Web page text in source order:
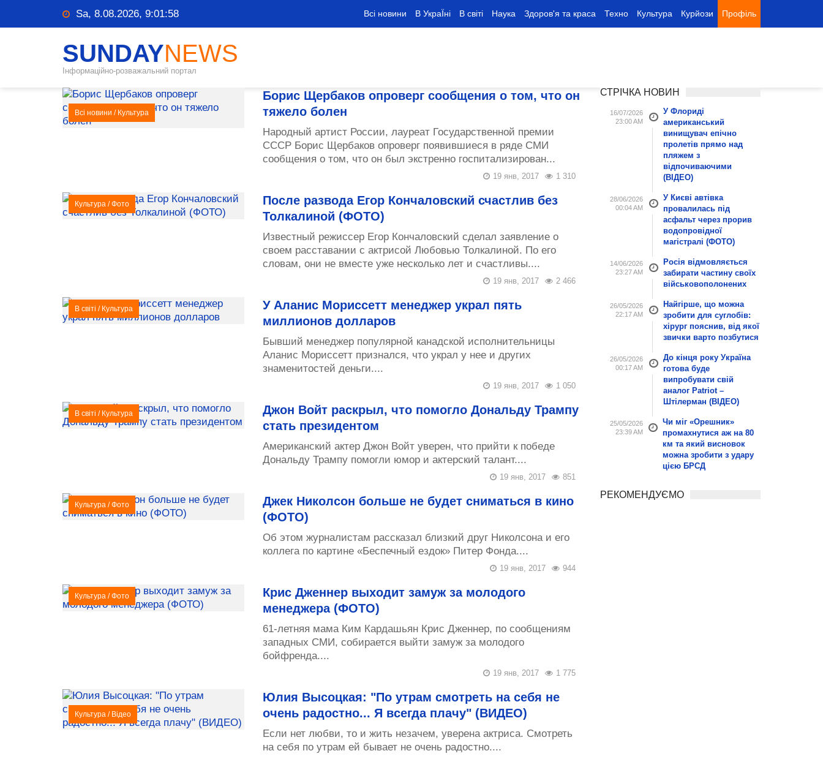
Sa, 8.08.2026, 9:01:58 Всі новини В УкраЇні В світі Наука Здоров'я та краса Техно Культура Курйози Профіль
SUNDAYNEWS
Інформаційно-розважальний портал
Всі новини / Культура
Борис Щербаков опроверг сообщения о том, что он
тяжело болен
Народный артист России, лауреат Государственной премии
СССР Борис Щербаков опроверг появившиеся в ряде СМИ
сообщения о том, что он был экстренно госпитализирован...
1 310
19 янв, 2017
Культура /Фото
После развода Егор Кончаловский счастлив без
Толкалиной (ФОТО)
Известный режиссер Егор Кончаловский сделал заявление о
своем расставании с актрисой Любовью Толкалиной. По его
словам, они не вместе уже несколько лет и счастливы....
2 466
19 янв, 2017
В світі / Культура
У Аланис Мориссетт менеджер украл пять
миллионов долларов
Бывший менеджер популярной канадской исполнительницы
Аланис Мориссетт признался, что украл у нее и других
знаменитостей деньги....
1 050
19 янв, 2017
В світі / Культура
Джон Войт раскрыл, что помогло Дональду Трампу
стать президентом
Американский актер Джон Войт уверен, что прийти к победе
Дональду Трампу помогли юмор и актерский талант....
851
19 янв, 2017
Культура /Фото
Джек Николсон больше не будет сниматься в кино
(ФОТО)
Об этом журналистам рассказал близкий друг Николсона и его
коллега по картине «Беспечный ездок» Питер Фонда....
944
19 янв, 2017
Культура /Фото
Крис Дженнер выходит замуж за молодого
менеджера (ФОТО)
61-летняя мама Ким Кардашьян Крис Дженнер, по сообщениям
западных СМИ, собирается выйти замуж за молодого
бойфренда....
1 775
19 янв, 2017
Культура / Відео
Юлия Высоцкая: "По утрам смотреть на себя не
очень радостно... Я всегда плачу" (ВИДЕО)
Если нет любви, то и жить незачем, уверена актриса. Смотреть
на себя по утрам ей бывает не очень радостно....
СТРІЧКА НОВИН
16/07/2026
23:00 AM
У Флориді
американський
винищувач епічно
пролетів прямо над
пляжем з
відпочиваючими
(ВІДЕО)
28/06/2026
00:04 AM
У Києві автівка
провалилась під
асфальт через прорив
водопровідної
магістралі (ФОТО)
14/06/2026
23:27 AM
Росія відмовляється
забирати частину своїх
військовополонених
26/05/2026
22:17 AM
Найгірше, що можна
зробити для суглобів:
хірург пояснив, від якої
звички варто позбутися
26/05/2026
00:17 AM
До кінця року Україна
готова буде
випробувати свій
аналог Patriot –
Штілерман (ВІДЕО)
25/05/2026
23:39 AM
Чи міг «Орешник»
промахнутися аж на 80
км та який висновок
можна зробити з удару
цією БРСД
РЕКОМЕНДУЄМО